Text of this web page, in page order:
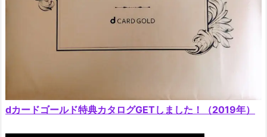
dカードゴールド特典カタログGETしました！（2019年）